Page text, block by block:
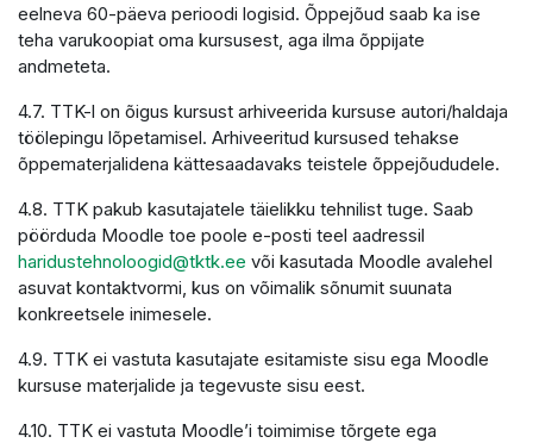
eelneva 60-päeva perioodi logisid. Õppejõud saab ka ise
teha varukoopiat oma kursusest, aga ilma õppijate
andmeteta.
4.7. TTK-l on õigus kursust arhiveerida kursuse autori/haldaja
töölepingu lõpetamisel. Arhiveeritud kursused tehakse
õppematerjalidena kättesaadavaks teistele õppejõududele.
4.8. TTK pakub kasutajatele täielikku tehnilist tuge. Saab
pöörduda Moodle toe poole e-posti teel aadressil
haridustehnoloogid@tktk.ee või kasutada Moodle avalehel
asuvat kontaktvormi, kus on võimalik sõnumit suunata
konkreetsele inimesele.
4.9. TTK ei vastuta kasutajate esitamiste sisu ega Moodle
kursuse materjalide ja tegevuste sisu eest.
4.10. TTK ei vastuta Moodle’i toimimise tõrgete ega